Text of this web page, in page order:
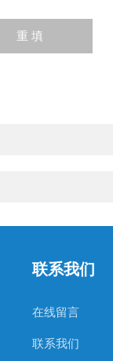
联系我们
在线留言
联系我们